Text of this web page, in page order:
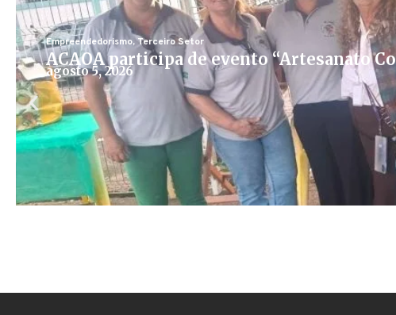
Empreendedorismo,Terceiro Setor
ACAOA participa de evento “Artesanato
agosto 5, 2026